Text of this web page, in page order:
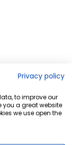
Privacy policy
to improve our
you a great website
we use open the